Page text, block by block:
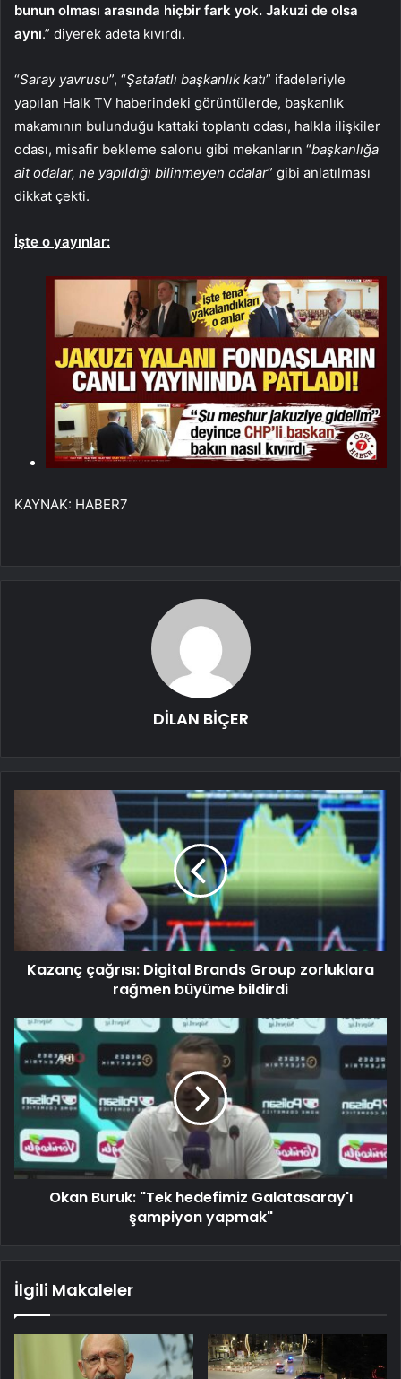
bunun olması arasında hiçbir fark yok. Jakuzi de olsa
aynı.” diyerek adeta kıvırdı.
“Saray yavrusu”, “Şatafatlı başkanlık katı” ifadeleriyle
yapılan Halk TV haberindeki görüntülerde, başkanlık
makamının bulunduğu kattaki toplantı odası, halkla ilişkiler
odası, misafir bekleme salonu gibi mekanların “başkanlığa
ait odalar, ne yapıldığı bilinmeyen odalar” gibi anlatılması
dikkat çekti.
İşte o yayınlar:
KAYNAK: HABER7
DİLAN BİÇER
Kazanç çağrısı: Digital Brands Group zorluklara
rağmen büyüme bildirdi
Okan Buruk: "Tek hedefimiz Galatasaray'ı
şampiyon yapmak"
İlgili Makaleler